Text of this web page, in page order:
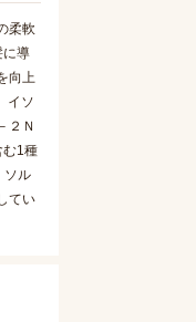
柔軟
に導
向上
イソ
２Ｎ
む1種
ソル
てい